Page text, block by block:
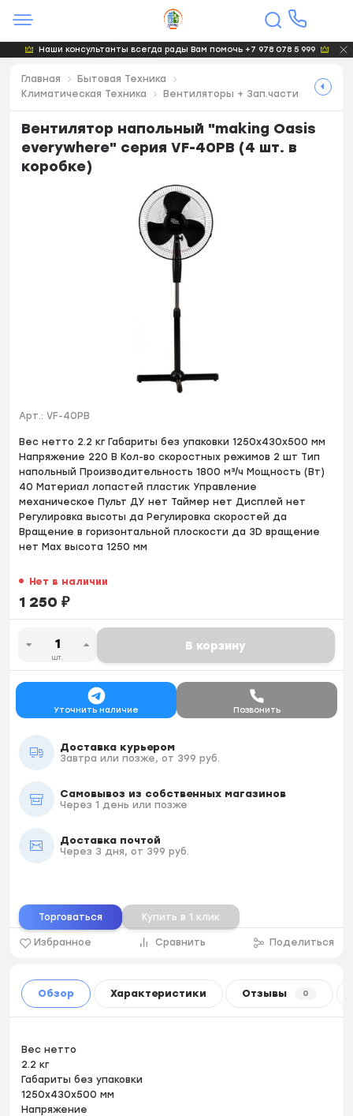
Наши консультанты всегда рады Вам помочь +7 978 078 5 999
Главная
Бытовая Техника
Климатическая Техника
Вентиляторы + Зап.части
Вентилятор напольный "making Оasis
everywhere" серия VF-40PB (4 шт. в
коробке)
Арт.: VF-40PB
Вес нетто 2.2 кг Габариты без упаковки 1250х430х500 мм
Напряжение 220 В Кол-во скоростных режимов 2 шт Тип
напольный Производительность 1800 м³/ч Мощность (Вт)
40 Материал лопастей пластик Управление
механическое Пульт ДУ нет Таймер нет Дисплей нет
Регулировка высоты да Регулировка скоростей да
Вращение в горизонтальной плоскости да 3D вращение
нет Max высота 1250 мм
Нет в наличии
1 250 ₽
шт.
В корзину
Уточнить наличие Позвонить
Доставка курьером
Завтра или позже, от 399 руб.
Самовывоз из собственных магазинов
Через 1 день или позже
Доставка почтой
Через 3 дня, от 399 руб.
Избранное Сравнить Поделиться
Торговаться Купить в 1 клик
Обзор Характеристики Отзывы 0
Вес нетто
2.2 кг
Габариты без упаковки
1250х430х500 мм
Напряжение